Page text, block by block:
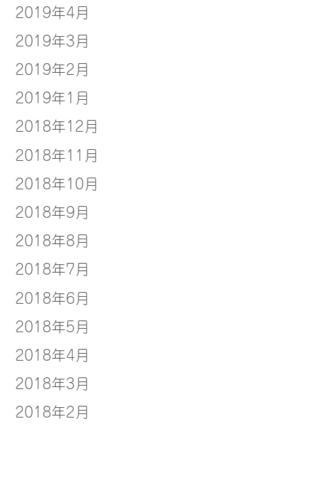
2019年4月
2019年3月
2019年2月
2019年1月
2018年12月
2018年11月
2018年10月
2018年9月
2018年8月
2018年7月
2018年6月
2018年5月
2018年4月
2018年3月
2018年2月